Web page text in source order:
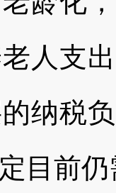
人支
纳税
目前